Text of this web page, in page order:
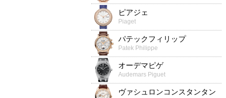
ピアジェ
Piaget
パテックフィリップ
Patek Philippe
オーデマピゲ
Audemars Piguet
ヴァシュロンコンスタンタン